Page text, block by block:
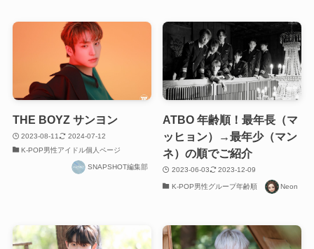
THE BOYZ サンヨン
2023-08-11
2024-07-12
K-POP男性アイドル個人ページ
SNAPSHOT編集部
ATBO 年齢順！最年長（マ
ッヒョン）→最年少（マン
ネ）の順でご紹介
2023-06-03 2023-12-09
K-POP男性グループ年齢順 Neon